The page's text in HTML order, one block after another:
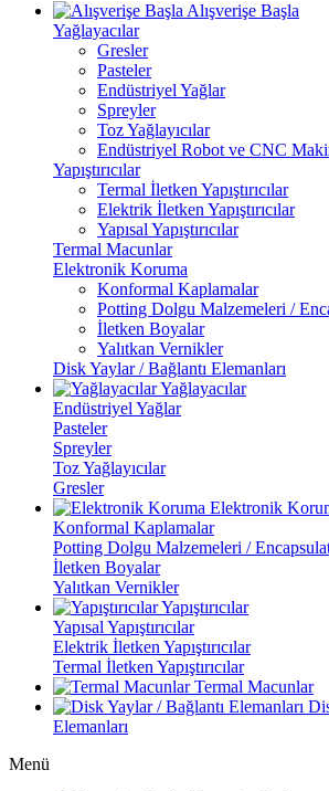
Alışverişe Başla
Yağlayacılar
Gresler
Pasteler
Endüstriyel Yağlar
Spreyler
Toz Yağlayıcılar
Endüstriyel Robot ve CNC
Yapıştırıcılar
Termal İletken Yapıştırıcılar
Elektrik İletken Yapıştırıcılar
Yapısal Yapıştırıcılar
Termal Macunlar
Elektronik Koruma
Konformal Kaplamalar
Potting Dolgu Malzemeleri /
İletken Boyalar
Yalıtkan Vernikler
Disk Yaylar / Bağlantı Elemanları
Yağlayacılar
Endüstriyel Yağlar
Pasteler
Spreyler
Toz Yağlayıcılar
Gresler
Elektronik
Konformal Kaplamalar
Potting Dolgu Malzemeleri /
İletken Boyalar
Yalıtkan Vernikler
Yapıştırıcılar
Yapısal Yapıştırıcılar
Elektrik İletken Yapıştırıcılar
Termal İletken Yapıştırıcılar
Termal Macunlar
Elemanları
Menü